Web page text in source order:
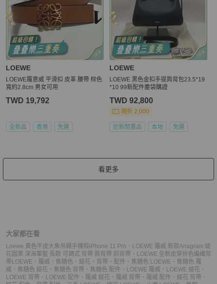
LOEWE
LOEWE羅意威 平滑扣 皮革 腰帶 棕色
寬約2.8cm 男女可用
TWD 19,792
全新品 香港 免運
LOEWE
LOEWE 黑色金扣手提肩背包23.5*19
*10 99新配件塵袋購證
TWD 92,800
現折 2,000
近新閒置品 本地 免運
看更多
大家都在看
Loewe 黃色牛皮大象吊繩手機殼iPhone 11 Pro 、 LOEWE 羅威 新款Anagram 緹
花圖案 深海軍藍 長款 可調式 背帶 肩背帶 斜背帶 、 LOEWE 全新皮穿拚色編織背
帶LOEWE 、 羅威 、 焦糖色 、 緹花 、 背帶 、 配件 、 焦糖色 LOEWE 、 焦糖色 羅
威 、 焦糖色 緹花 、 焦糖色 背帶 、 焦糖色 配件 、 LOEWE 羅威 、 LOEWE 緹花 、
LOEWE 背帶 、 LOEWE 配件 、 羅威 緹花 、 羅威 背帶 、 羅威 配件 、 緹花 背帶 、